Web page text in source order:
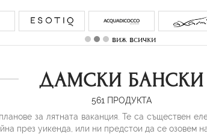
виж всички
ДАМСКИ БАНСКИ
561 ПРОДУКТА
за лятната ваканция. Те са съществен
през уикенда, или ни предстои да се озовем